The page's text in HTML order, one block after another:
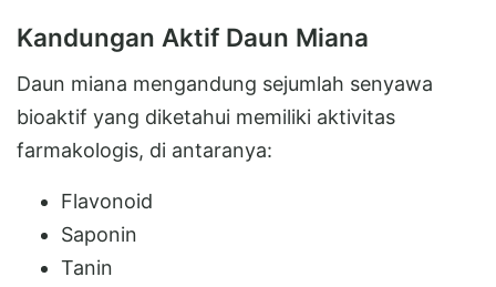
Kandungan Aktif Daun Miana
Daun miana mengandung sejumlah senyawa
bioaktif yang diketahui memiliki aktivitas
farmakologis, di antaranya:
Flavonoid
Saponin
Tanin